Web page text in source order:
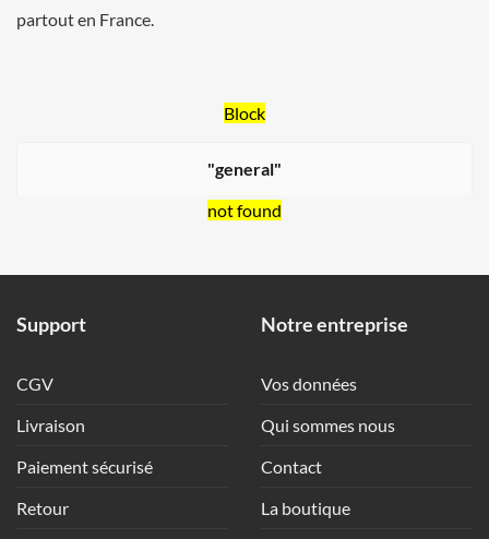
partout en France.
Block
"general"
not found
Support
CGV
Livraison
Paiement sécurisé
Retour
Notre entreprise
Vos données
Qui sommes nous
Contact
La boutique